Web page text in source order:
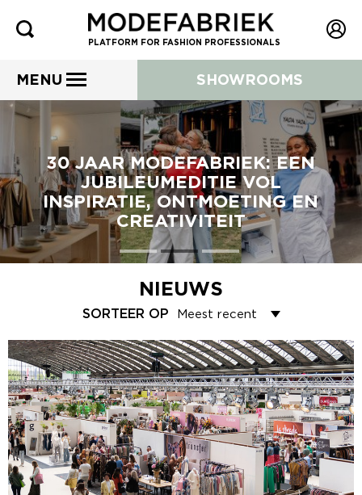
PLATFORM FOR FASHION PROFESSIONALS
MENU SHOWROOMS
30 JAAR MODEFABRIEK: EEN
JUBILEUMEDITIE VOL
INSPIRATIE, ONTMOETING EN
CREATIVITEIT
NIEUWS
SORTEER OP